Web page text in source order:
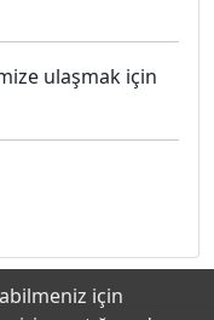
ulaşmak için
için